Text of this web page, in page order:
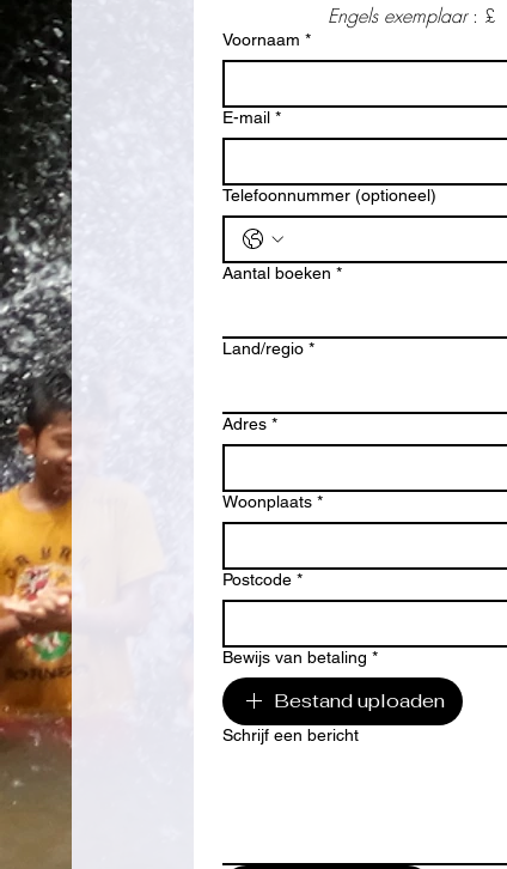
Engels exemplaar : £
Voornaam *
E-mail *
Telefoonnummer (optioneel)
Aantal boeken *
Meerregelig adres
Land/regio *
Adres *
Woonplaats *
Postcode *
Bewijs van betaling *
Bestand uploaden
Schrijf een bericht